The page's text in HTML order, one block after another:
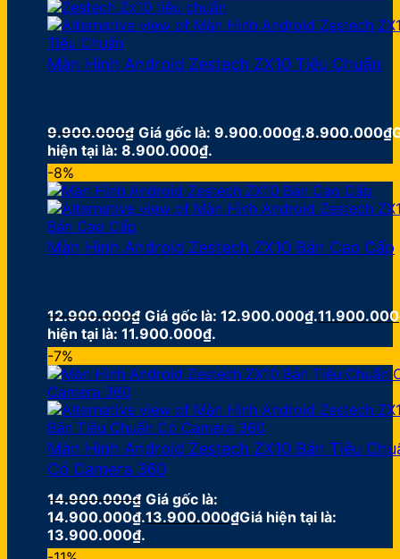
Màn Hình Android Zestech ZX10 Tiêu Chuẩn
9.900.000₫ Giá gốc là: 9.900.000₫.8.900.000₫
hiện tại là: 8.900.000₫.
-8%
Màn Hình Android Zestech ZX10 Bản Cao Cấp
12.900.000₫ Giá gốc là: 12.900.000₫.11.900.000
hiện tại là: 11.900.000₫.
-7%
Màn Hình Android Zestech ZX10 Bản Tiêu
Có Camera 360
14.900.000₫ Giá gốc là:
14.900.000₫.13.900.000₫Giá hiện tại là:
13.900.000₫.